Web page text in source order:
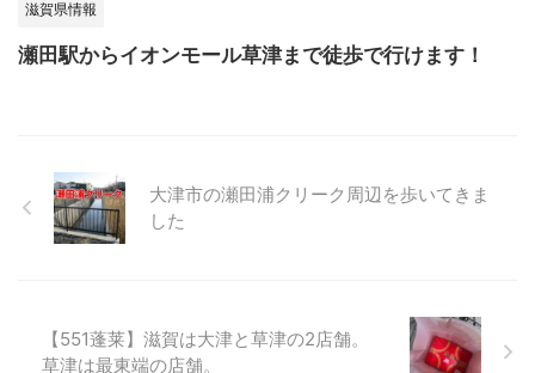
滋賀県情報
瀬田駅からイオンモール草津まで徒歩で行けます！
大津市の瀬田浦クリーク周辺を歩いてきま
した
【551蓬莱】滋賀は大津と草津の2店舗。
草津は最東端の店舗。